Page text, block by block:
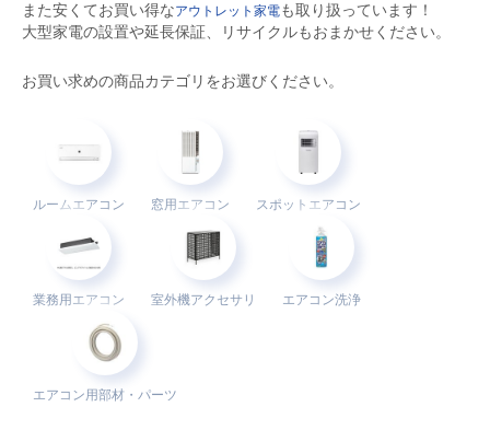
また安くてお買い得なアウトレット家電も取り扱っています！
大型家電の設置や延長保証、リサイクルもおまかせください。
お買い求めの商品カテゴリをお選びください。
ルームエアコン 窓用 エアコン スポット エアコン
業務用 エアコン 室外機アクセサリ エアコン洗浄
エアコン用部材・パーツ